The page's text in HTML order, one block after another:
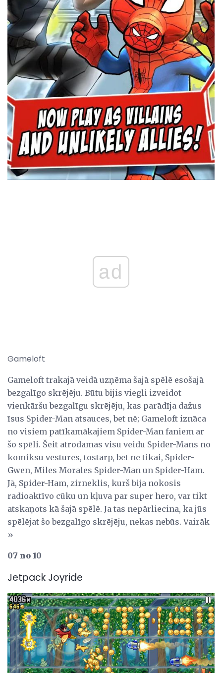
ad
Gameloft
Gameloft trakajā veidā uzņēma šajā spēlē esošajā
bezgalīgo skrējēju. Būtu bijis viegli izveidot
vienkāršu bezgalīgu skrējēju, kas parādīja dažus
īsus Spider-Man atsauces, bet nē; Gameloft iznāca
no visiem patīkamākajiem Spider-Man faniem ar
šo spēli. Šeit atrodamas visu veidu Spider-Mans no
komiksu vēstures, tostarp, bet ne tikai, Spider-
Gwen, Miles Morales Spider-Man un Spider-Ham.
Jā, Spider-Ham, zirneklis, kurš bija nokosis
radioaktīvo cūku un kļuva par super hero, var tikt
atskaņots kā šajā spēlē. Ja tas nepārliecina, ka jūs
spēlējat šo bezgalīgo skrējēju, nekas nebūs. Vairāk
»
07 no 10
Jetpack Joyride